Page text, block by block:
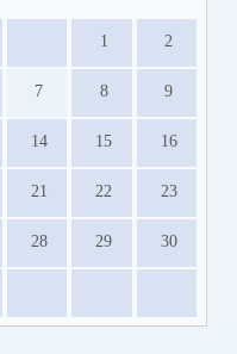
1 2
7 8 9
14 15 16
21 22 23
28 29 30